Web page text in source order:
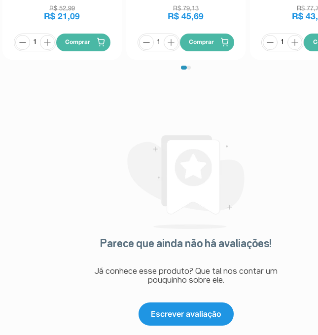
R$ 52,99
R$ 21 ,09
Comprar
R$ 79,13
R$ 45,69
Comprar
R$ 77,
R$ 43,
Parece que ainda não há avaliações!
Já conhece esse produto? Que tal nos contar um
pouquinho sobre ele.
Escrever avaliação